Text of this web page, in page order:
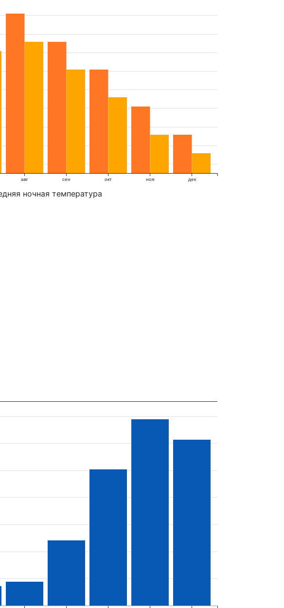
авг сен окт ноя дек
ночная температура